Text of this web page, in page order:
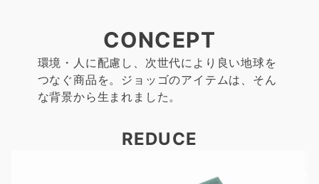
CONCEPT
環境・人に配慮し、次世代により良い地球を
つなぐ商品を。ジョッゴのアイテムは、そん
な背景から生まれました。
REDUCE